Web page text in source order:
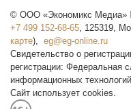
© ООО «Экономикс Медиа»
+7 499 152-68-65, 125319,
карте),
Свидетельство о
регистрации: Федеральная
информационных
Сайт использует cookies.